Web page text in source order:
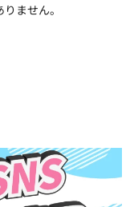
ません。